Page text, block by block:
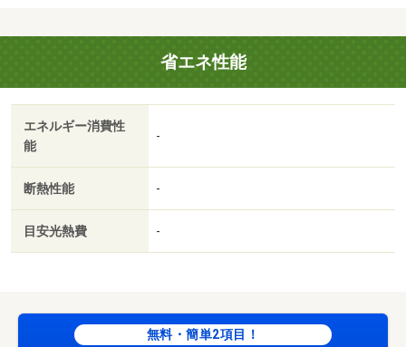
円/シリンダー交換料（任意） 23100円
省エネ性能
エネルギー消費性
能
-
断熱性能 -
目安光熱費 -
無料・簡単2項目！